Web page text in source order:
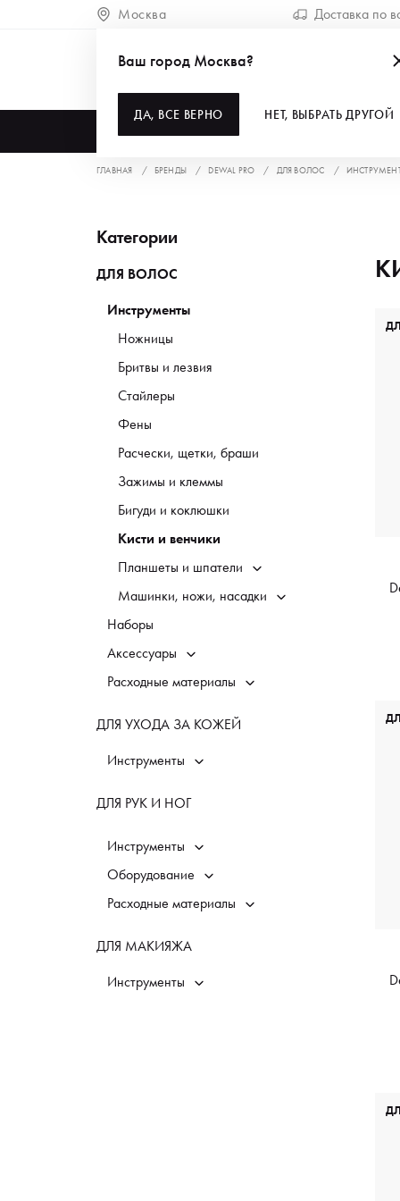
Москва Доставка по
Ваш город Москва?
ДА, ВСЕ ВЕРНО НЕТ, ВЫБРАТЬ ДРУГОЙ
ГЛАВНАЯ БРЕНДЫ DEWAL PRO ДЛЯ ВОЛОС
Категории
ДЛЯ ВОЛОС
Инструменты
Ножницы
Бритвы и лезвия
Стайлеры
Фены
Расчески, щетки, браши
Зажимы и клеммы
Бигуди и коклюшки
Кисти и венчики
Планшеты и шпатели
Машинки, ножи, насадки
Наборы
Аксессуары
Расходные материалы
ДЛЯ УХОДА ЗА КОЖЕЙ
Инструменты
ДЛЯ РУК И НОГ
Инструменты
Оборудование
Расходные материалы
ДЛЯ МАКИЯЖА
Инструменты